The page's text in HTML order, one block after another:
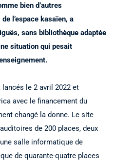
bien d’autres
l’espace kasaïen, a
sans bibliothèque adaptée
situation qui pesait
le 2 avril 2022 et
avec le financement du
changé la donne. Le site
de 200 places, deux
salle informatique de
de quarante-quatre places